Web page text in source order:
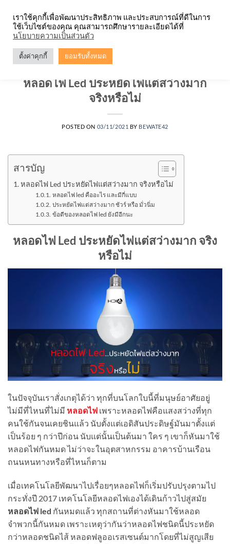
content
หลอดไฟ Led ประหยัดไฟแต่สว่างมาก
จริงหรือไม่
POSTED ON 03/11/2021 BY BEWATE42
สารบัญ
หลอดไฟ Led ประหยัดไฟแต่สว่างมาก จริงหรือไม่
หลอดไฟ led คืออะไร และมีกี่แบบ
ประหยัดไฟแต่สว่างมาก ชัวร์ หรือ มั่วนิ่ม
ข้อดีของหลอดไฟ led ยังมีอีกนะ
หลอดไฟ Led ประหยัดไฟแต่สว่างมาก จริง
หรือไม่
ในปัจจุบันเราสั่งเกตุได้ว่า ทุกที่บนโลกใบนี้ที่มนุษย์อาศัยอยู่
ไม่มีที่ไหนที่ไม่มี หลอดไฟ เพราะหลอดไฟคือแสงสว่างที่ทุก
คนใช้กันจนเคยชินแล้ว นับตั้งแต่เอดิสันประดิษฐ์มันมาตั้งแต่
เป็นร้อย ๆ กว่าปีก่อน นับแต่นั้นเป็นต้นมา ใคร ๆ เขาก็หันมาใช้
หลอดไฟกันหมด ไม่ว่าจะในอุตสาหกรรม อาคารบ้านเรือน
ถนนหนทางหรือที่ไหนก็ตาม
เมื่อเทคโนโลยีพัฒนาไปเรื่อยๆหลอดไฟก็เริ่มปรับปรุงตามไป
กระทั่งปี 2017 เทคโนโลยีหลอดไฟเองได้เดินก้าวไปสู่สมัย
หลอดไฟ led กันหมดแล้ว ทุกสถานที่ต่างหันมาใช้หลอด
จำพวกนี้กันหมด เพราะเหตุว่ากันว่าหลอดไฟชนิดนี้ประหยัด
กว่าหลอดชนิดไส้ หลอดฟลูออเรสเซนต์มากโดยที่ไม่สูญเสีย
เราใช้คุกกี้เพื่อพัฒนาประสิทธิภาพ และประสบการณ์ที่ดีในการ
ใช้เว็บไซต์ของคุณ คุณสามารถศึกษารายละเอียดได้ที่
นโยบายความเป็นส่วนตัว
ตั้งค่าคุกกี้ ยอมรับทั้งหมด